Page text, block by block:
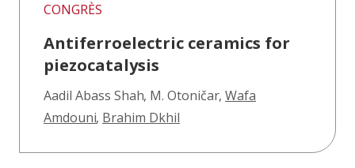
CONGRÈS
Antiferroelectric ceramics for
piezocatalysis
Aadil Abass Shah, M. Otoničar, Wafa
Amdouni, Brahim Dkhil